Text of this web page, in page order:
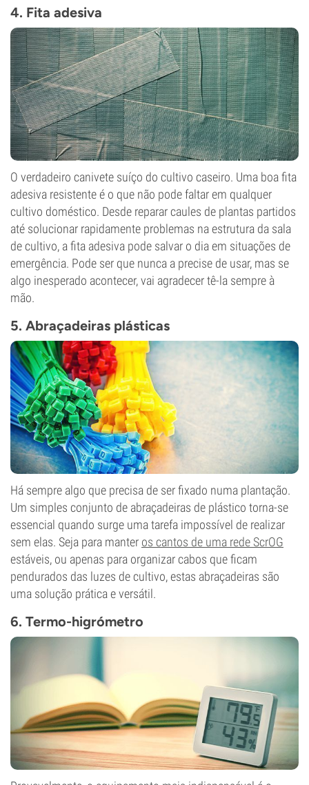
4. Fita adesiva
O verdadeiro canivete suíço do cultivo caseiro. Uma boa fita
adesiva resistente é o que não pode faltar em qualquer
cultivo doméstico. Desde reparar caules de plantas partidos
até solucionar rapidamente problemas na estrutura da sala
de cultivo, a fita adesiva pode salvar o dia em situações de
emergência. Pode ser que nunca a precise de usar, mas se
algo inesperado acontecer, vai agradecer tê-la sempre à
mão.
5. Abraçadeiras plásticas
Há sempre algo que precisa de ser fixado numa plantação.
Um simples conjunto de abraçadeiras de plástico torna-se
essencial quando surge uma tarefa impossível de realizar
sem elas. Seja para manter os cantos de uma rede ScrOG
estáveis, ou apenas para organizar cabos que ficam
pendurados das luzes de cultivo, estas abraçadeiras são
uma solução prática e versátil.
6. Termo-higrómetro